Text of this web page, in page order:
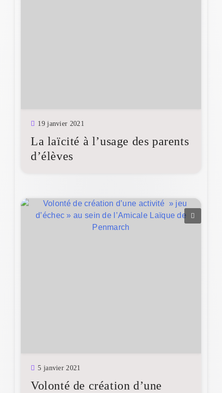
19 janvier 2021
La laïcité à l’usage des parents
d’élèves
5 janvier 2021
Volonté de création d’une